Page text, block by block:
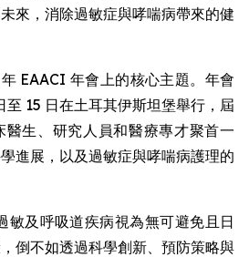
來，消除過敏症與哮喘病帶來的健
EAACI 年會上的核心主題。年會
至 15 日在土耳其伊斯坦堡舉行，屆
醫生、研究人員和醫療專才聚首一
進展，以及過敏症與哮喘病護理的
敏及呼吸道疾病視為無可避免且日
倒不如透過科學創新、預防策略與